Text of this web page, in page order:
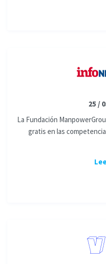
25 /
La Fundación
gratis en las